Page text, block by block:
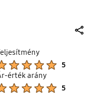
5
érték arány
5